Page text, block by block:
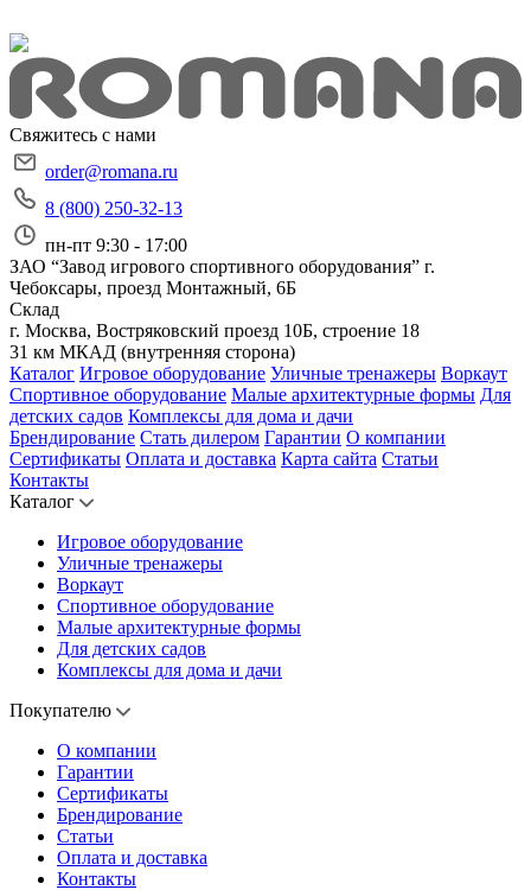
Свяжитесь с нами
order@romana.ru
8 (800) 250-32-13
пн-пт 9:30 - 17:00
ЗАО “Завод игрового спортивного оборудования” г.
Чебоксары, проезд Монтажный, 6Б
Склад
г. Москва, Востряковский проезд 10Б, строение 18
31 км МКАД (внутренняя сторона)
Каталог Игровое оборудование Уличные тренажеры Воркаут
Спортивное оборудование Малые архитектурные формы Для
детских садов Комплексы для дома и дачи
Брендирование Стать дилером Гарантии О компании
Сертификаты Оплата и доставка Карта сайта Статьи
Контакты
Каталог
Игровое оборудование
Уличные тренажеры
Воркаут
Спортивное оборудование
Малые архитектурные формы
Для детских садов
Комплексы для дома и дачи
Покупателю
О компании
Гарантии
Сертификаты
Брендирование
Статьи
Оплата и доставка
Контакты